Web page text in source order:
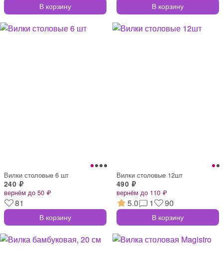
В корзину В корзину
Вилки столовые 6 шт
240 ₽
вернём до 50 ₽
81
В корзину
Вилки столовые 12шт
490 ₽
вернём до 110 ₽
5.0 1 90
В корзину